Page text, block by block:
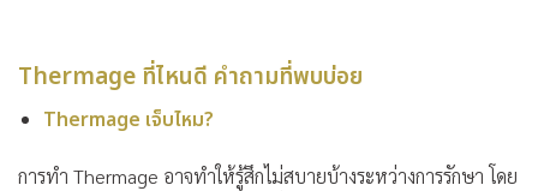
Thermage ที่ไหนดี คำถามที่พบบ่อย
Thermage เจ็บไหม?
การทำ Thermage อาจทำให้รู้สึกไม่สบายบ้างระหว่างการรักษา โดย